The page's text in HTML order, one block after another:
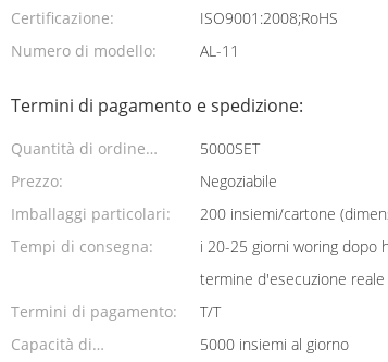
Certificazione:
ISO9001:2008;RoHS
Numero di modello:
AL-11
Termini di pagamento e spedizione:
Quantità di ordine
minimo:
5000SET
Prezzo:
Negoziabile
Imballaggi particolari:
200 insiemi/cartone
Tempi di consegna:
i 20-25 giorni woring dopo
termine d'esecuzione
Termini di pagamento:
T/T
Capacità di
5000 insiemi al giorno